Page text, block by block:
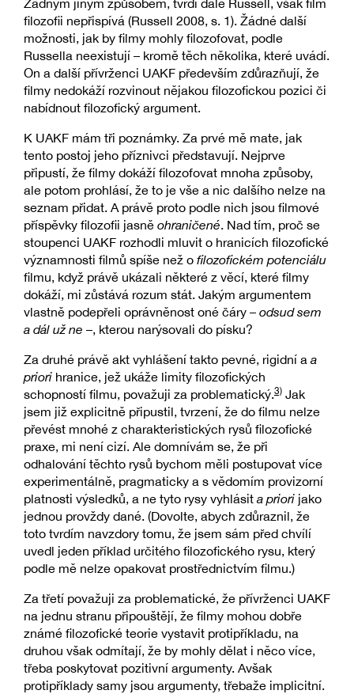
filozofii nepřispívá (Russell 2008, s. 1). Žádné další
možnosti, jak by filmy mohly filozofovat, podle
Russella neexistují – kromě těch několika, které uvádí.
On a další přívrženci UAKF především zdůrazňují, že
filmy nedokáží rozvinout nějakou filozofickou pozici či
nabídnout filozofický argument.
K UAKF mám tři poznámky. Za prvé mě mate, jak
tento postoj jeho příznivci představují. Nejprve
připustí, že filmy dokáží filozofovat mnoha způsoby,
ale potom prohlásí, že to je vše a nic dalšího nelze na
seznam přidat. A právě proto podle nich jsou filmové
příspěvky filozofii jasně ohraničené. Nad tím, proč se
stoupenci UAKF rozhodli mluvit o hranicích filozofické
významnosti filmů spíše než o filozofickém potenciálu
filmu, když právě ukázali některé z věcí, které filmy
dokáží, mi zůstává rozum stát. Jakým argumentem
vlastně podepřeli oprávněnost oné čáry – odsud sem
a dál už ne –, kterou narýsovali do písku?
Za druhé právě akt vyhlášení takto pevné, rigidní aa
priori hranice, jež ukáže limity filozofických
schopností filmu, považuji za problematický.3) Jak
jsem již explicitně připustil, tvrzení, že do filmu nelze
převést mnohé z charakteristických rysů filozofické
praxe, mi není cizí. Ale domnívám se, že při
odhalování těchto rysů bychom měli postupovat více
experimentálně, pragmaticky a s vědomím provizorní
platnosti výsledků, a ne tyto rysy vyhlásita priori jako
jednou provždy dané. (Dovolte, abych zdůraznil, že
toto tvrdím navzdory tomu, že jsem sám před chvílí
uvedl jeden příklad určitého filozofického rysu, který
podle mě nelze opakovat prostřednictvím filmu.)
Za třetí považuji za problematické, že přívrženci UAKF
na jednu stranu připouštějí, že filmy mohou dobře
známé filozofické teorie vystavit protipříkladu, na
druhou však odmítají, že by mohly dělat i něco více,
třeba poskytovat pozitivní argumenty. Avšak
protipříklady samy jsou argumenty, třebaže implicitní.